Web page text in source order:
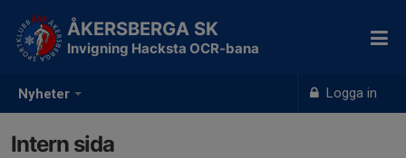
Nyheter Logga in
ÅKERSBERGA SK
Invigning Hacksta OCR-bana
Intern sida